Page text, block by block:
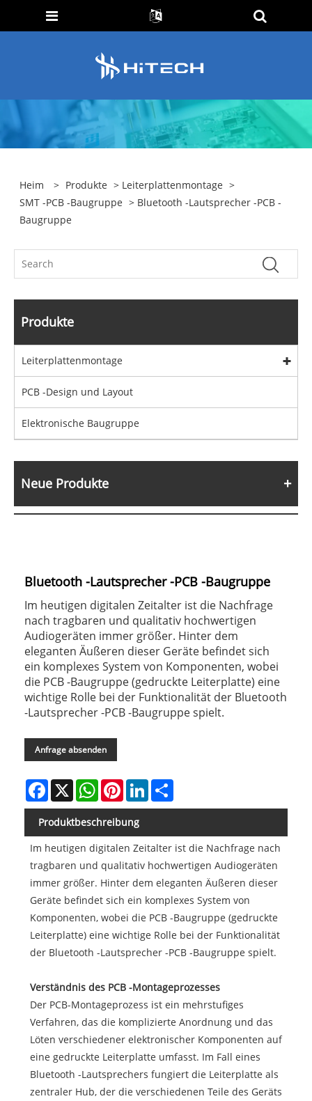
Heim > Produkte > Leiterplattenmontage >
SMT -PCB -Baugruppe > Bluetooth -Lautsprecher -PCB -
Baugruppe
Produkte
Leiterplattenmontage
PCB -Design und Layout
Elektronische Baugruppe
Neue Produkte
Bluetooth -Lautsprecher -PCB -Baugruppe
Im heutigen digitalen Zeitalter ist die Nachfrage
nach tragbaren und qualitativ hochwertigen
Audiogeräten immer größer. Hinter dem
eleganten Äußeren dieser Geräte befindet sich
ein komplexes System von Komponenten, wobei
die PCB -Baugruppe (gedruckte Leiterplatte) eine
wichtige Rolle bei der Funktionalität der Bluetooth
-Lautsprecher -PCB -Baugruppe spielt.
Anfrage absenden
Facebook
X WhatsAppPinterestLinkedIn
Produktbeschreibung
Im heutigen digitalen Zeitalter ist die Nachfrage nach
tragbaren und qualitativ hochwertigen Audiogeräten
immer größer. Hinter dem eleganten Äußeren dieser
Geräte befindet sich ein komplexes System von
Komponenten, wobei die PCB -Baugruppe (gedruckte
Leiterplatte) eine wichtige Rolle bei der Funktionalität
der Bluetooth -Lautsprecher -PCB -Baugruppe spielt.
Verständnis des PCB -Montageprozesses
Der PCB-Montageprozess ist ein mehrstufiges
Verfahren, das die komplizierte Anordnung und das
Löten verschiedener elektronischer Komponenten auf
eine gedruckte Leiterplatte umfasst. Im Fall eines
Bluetooth -Lautsprechers fungiert die Leiterplatte als
zentraler Hub, der die verschiedenen Teile des Geräts